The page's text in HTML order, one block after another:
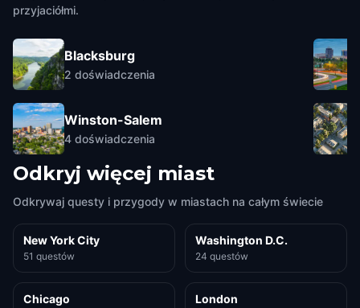
przyjaciółmi.
Blacksburg
2 doświadczenia
Winston-Salem
4 doświadczenia
Odkryj więcej miast
Odkrywaj questy i przygody w miastach na całym świecie
New York City
51 questów
Washington D.C.
24 questów
Chicago London